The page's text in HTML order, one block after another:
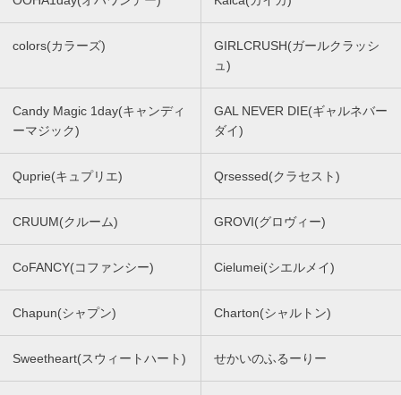
colors(カラーズ)
GIRLCRUSH(ガールクラッシ
ュ)
Candy Magic 1day(キャンディ
ーマジック)
GAL NEVER DIE(ギャルネバー
ダイ)
Quprie(キュプリエ) Qrsessed(クラセスト)
CRUUM(クルーム) GROVI(グロヴィー)
CoFANCY(コファンシー) Cielumei(シエルメイ)
Chapun(シャプン) Charton(シャルトン)
Sweetheart(スウィートハート) せかいのふるーりー